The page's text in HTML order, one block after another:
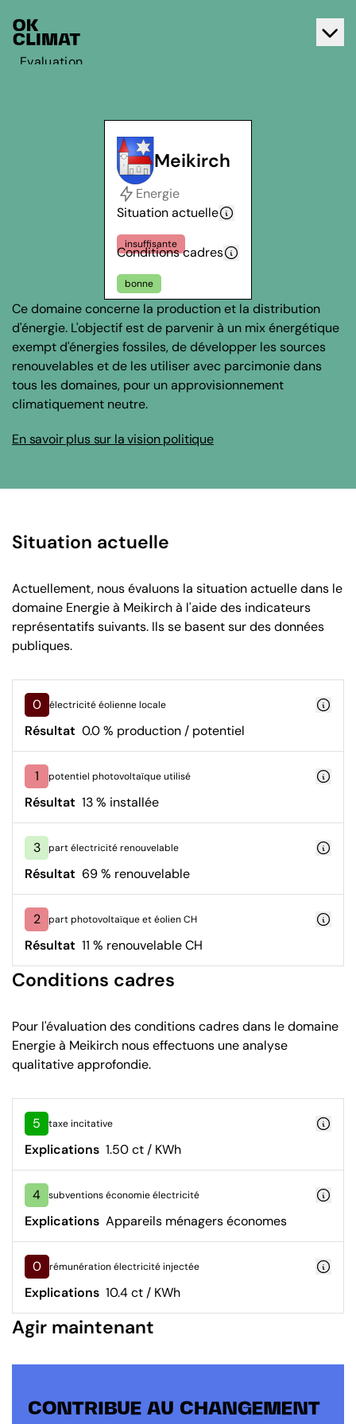
Evaluation
Meikirch
Energie
Situation actuelle
insuffisante
Conditions cadres
bonne
Ce domaine concerne la production et la distribution
d'énergie. L'objectif est de parvenir à un mix énergétique
exempt d'énergies fossiles, de développer les sources
renouvelables et de les utiliser avec parcimonie dans
tous les domaines, pour un approvisionnement
climatiquement neutre.
En savoir plus sur la vision politique
Situation actuelle
Actuellement, nous évaluons la situation actuelle dans le
domaine Energie à Meikirch à l'aide des indicateurs
représentatifs suivants. Ils se basent sur des données
publiques.
0 électricité éolienne locale
Résultat 0.0 % production / potentiel
1 potentiel photovoltaïque utilisé
Résultat 13 % installée
3 part électricité renouvelable
Résultat 69 % renouvelable
2 part photovoltaïque et éolien CH
Résultat 11 % renouvelable CH
Conditions cadres
Pour l'évaluation des conditions cadres dans le domaine
Energie à Meikirch nous effectuons une analyse
qualitative approfondie.
5 taxe incitative
Explications 1.50 ct / KWh
4 subventions économie électricité
Explications Appareils ménagers économes
0 rémunération électricité injectée
Explications 10.4 ct / KWh
Agir maintenant
CONTRIBUE AU CHANGEMENT